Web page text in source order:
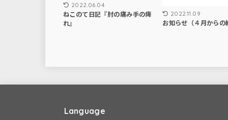
2022.06.04
ねこのて日記『肘の痛み手の痺
れ』
2022.11.09
お知らせ（４月からの
Language